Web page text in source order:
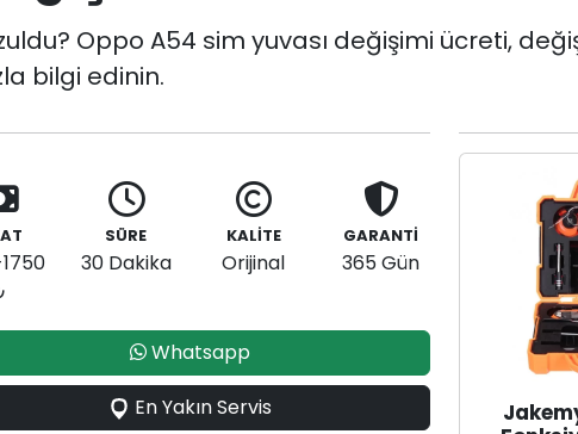
Oppo A54 sim yuvası değişimi ücreti,
bilgi edinin.
SÜRE
30 Dakika
KALİTE
Orijinal
GARANTİ
365 Gün
Whatsapp
En Yakın Servis